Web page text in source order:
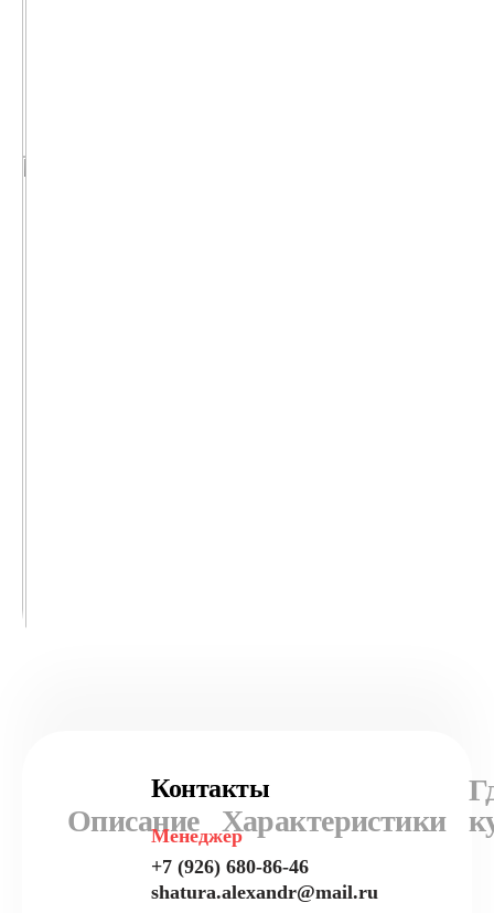
Описание Характеристики
Контакты
Менеджер
+7 (926) 680-86-46
shatura.alexandr@mail.ru